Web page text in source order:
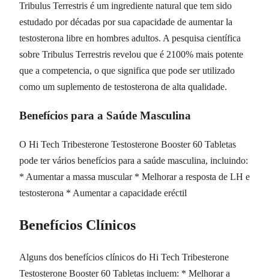
Tribulus Terrestris é um ingrediente natural que tem sido
estudado por décadas por sua capacidade de aumentar la
testosterona libre en hombres adultos. A pesquisa científica
sobre Tribulus Terrestris revelou que é 2100% mais potente
que a competencia, o que significa que pode ser utilizado
como um suplemento de testosterona de alta qualidade.
Benefícios para a Saúde Masculina
O Hi Tech Tribesterone Testosterone Booster 60 Tabletas
pode ter vários benefícios para a saúde masculina, incluindo:
* Aumentar a massa muscular * Melhorar a resposta de LH e
testosterona * Aumentar a capacidade eréctil
Benefícios Clínicos
Alguns dos benefícios clínicos do Hi Tech Tribesterone
Testosterone Booster 60 Tabletas incluem: * Melhorar a